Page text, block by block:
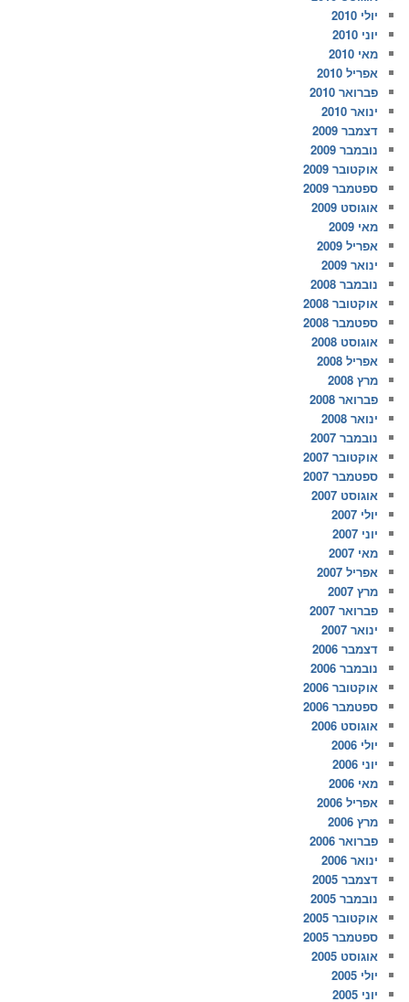
יולי 2010
יוני 2010
מאי 2010
אפריל 2010
פברואר 2010
ינואר 2010
דצמבר 2009
נובמבר 2009
אוקטובר 2009
ספטמבר 2009
אוגוסט 2009
מאי 2009
אפריל 2009
ינואר 2009
נובמבר 2008
אוקטובר 2008
ספטמבר 2008
אוגוסט 2008
אפריל 2008
מרץ 2008
פברואר 2008
ינואר 2008
נובמבר 2007
אוקטובר 2007
ספטמבר 2007
אוגוסט 2007
יולי 2007
יוני 2007
מאי 2007
אפריל 2007
מרץ 2007
פברואר 2007
ינואר 2007
דצמבר 2006
נובמבר 2006
אוקטובר 2006
ספטמבר 2006
אוגוסט 2006
יולי 2006
יוני 2006
מאי 2006
אפריל 2006
מרץ 2006
פברואר 2006
ינואר 2006
דצמבר 2005
נובמבר 2005
אוקטובר 2005
ספטמבר 2005
אוגוסט 2005
יולי 2005
יוני 2005